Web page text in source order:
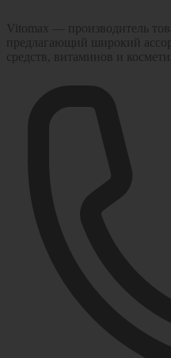
Vitomax — производитель
предлагающий широкий
средств, витаминов и